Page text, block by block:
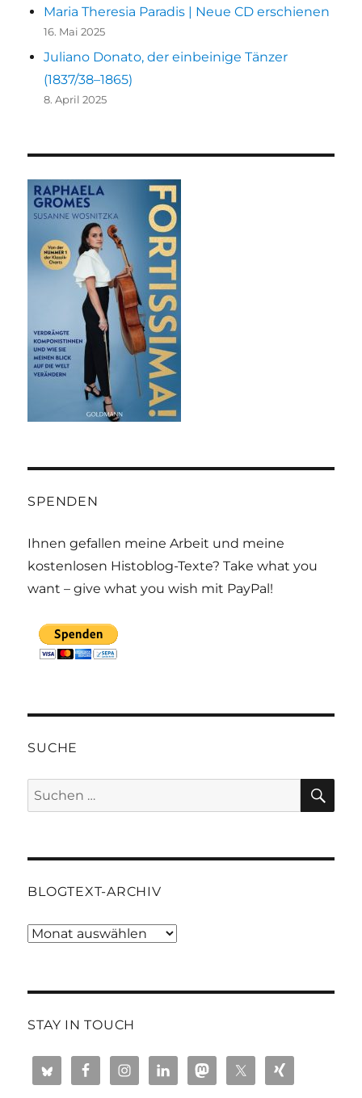
Maria Theresia Paradis | Neue CD erschienen
16. Mai 2025
Juliano Donato, der einbeinige Tänzer
(1837/38–1865)
8. April 2025
SPENDEN
Ihnen gefallen meine Arbeit und meine
kostenlosen Histoblog-Texte? Take what you
want – give what you wish mit PayPal!
SUCHE
Suchen
nach:
BLOGTEXT-ARCHIV
Blogtext-
STAY IN TOUCH